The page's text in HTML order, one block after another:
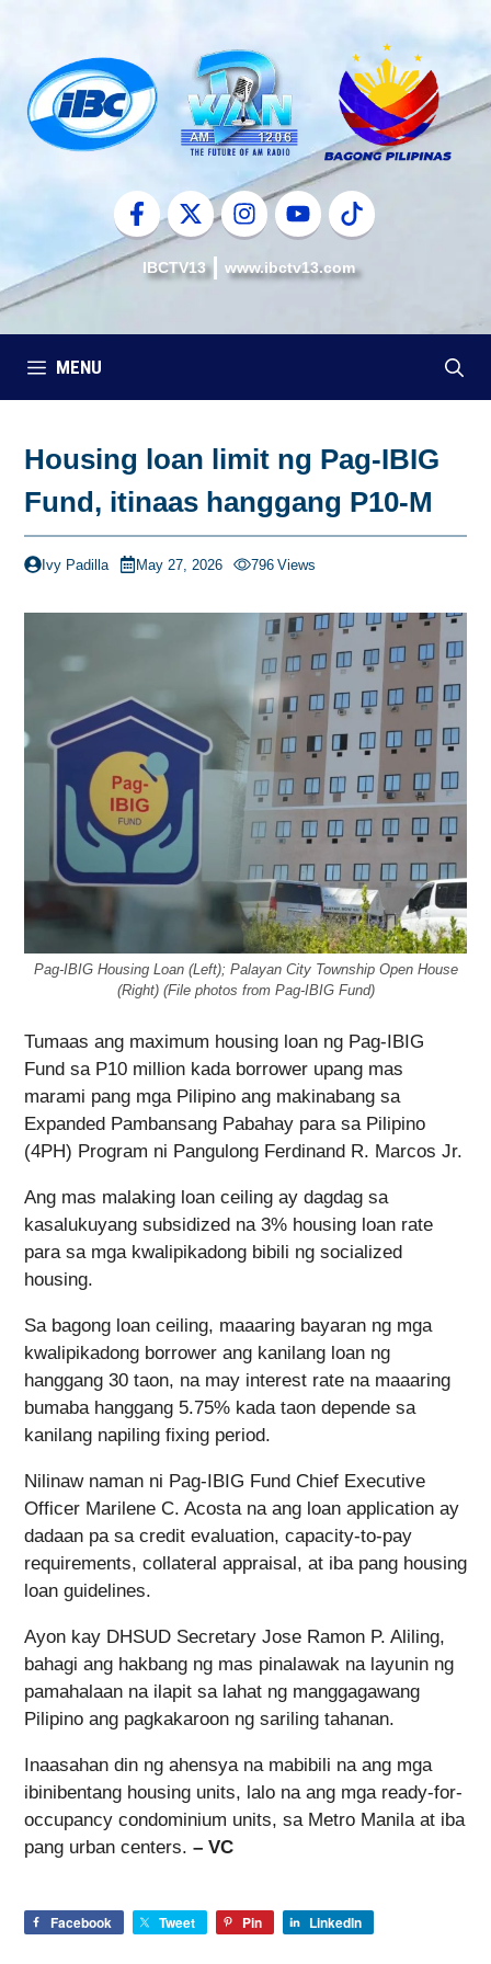
content
IBCTV13 www.ibctv13.com
MENU
Housing loan limit ng Pag-IBIG
Fund, itinaas hanggang P10-M
Ivy Padilla May 27, 2026 796 Views
Pag-IBIG Housing Loan (Left); Palayan City Township Open House
(Right) (File photos from Pag-IBIG Fund)
Tumaas ang maximum housing loan ng Pag-IBIG
Fund sa P10 million kada borrower upang mas
marami pang mga Pilipino ang makinabang sa
Expanded Pambansang Pabahay para sa Pilipino
(4PH) Program ni Pangulong Ferdinand R. Marcos Jr.
Ang mas malaking loan ceiling ay dagdag sa
kasalukuyang subsidized na 3% housing loan rate
para sa mga kwalipikadong bibili ng socialized
housing.
Sa bagong loan ceiling, maaaring bayaran ng mga
kwalipikadong borrower ang kanilang loan ng
hanggang 30 taon, na may interest rate na maaaring
bumaba hanggang 5.75% kada taon depende sa
kanilang napiling fixing period.
Nilinaw naman ni Pag-IBIG Fund Chief Executive
Officer Marilene C. Acosta na ang loan application ay
dadaan pa sa credit evaluation, capacity-to-pay
requirements, collateral appraisal, at iba pang housing
loan guidelines.
Ayon kay DHSUD Secretary Jose Ramon P. Aliling,
bahagi ang hakbang ng mas pinalawak na layunin ng
pamahalaan na ilapit sa lahat ng manggagawang
Pilipino ang pagkakaroon ng sariling tahanan.
Inaasahan din ng ahensya na mabibili na ang mga
ibinibentang housing units, lalo na ang mga ready-for-
occupancy condominium units, sa Metro Manila at iba
pang urban centers. – VC
Facebook Tweet Pin LinkedIn